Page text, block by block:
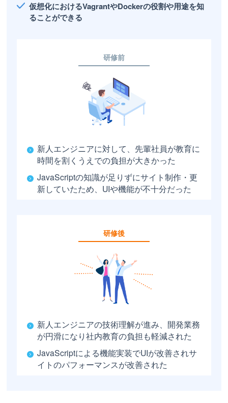
仮想化におけるVagrantやDockerの役割や用途を知
ることができる
研修前
新人エンジニアに対して、先輩社員が教育に
時間を割くうえでの負担が大きかった
JavaScriptの知識が足りずにサイト制作・更
新していたため、UIや機能が不十分だった
研修後
新人エンジニアの技術理解が進み、開発業務
が円滑になり社内教育の負担も軽減された
JavaScriptによる機能実装でUIが改善されサ
イトのパフォーマンスが改善された